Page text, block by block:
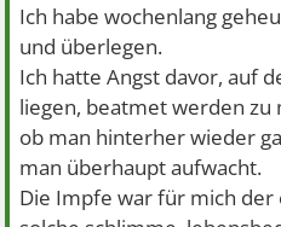
Ich habe wochenlang
und überlegen.
Ich hatte Angst davor, auf
liegen, beatmet werden
ob man hinterher wieder
man überhaupt aufwacht.
Die Impfe war für mich der